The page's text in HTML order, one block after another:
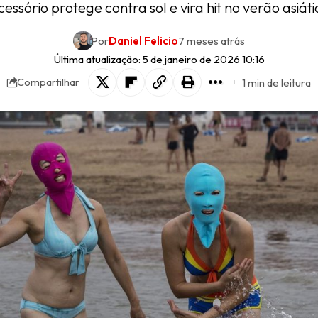
protege contra sol e vira hit no verão
Última atualização: 5 de janeiro de 2026 10:16
PorDaniel Felicio7 meses atrás
Compartilhar 1 min de leitura